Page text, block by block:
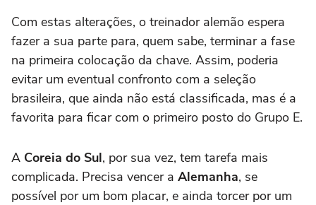
Com estas alterações, o treinador alemão espera
fazer a sua parte para, quem sabe, terminar a fase
na primeira colocação da chave. Assim, poderia
evitar um eventual confronto com a seleção
brasileira, que ainda não está classificada, mas é a
favorita para ficar com o primeiro posto do Grupo E.
A Coreia do Sul, por sua vez, tem tarefa mais
complicada. Precisa vencer a Alemanha, se
possível por um bom placar, e ainda torcer por um